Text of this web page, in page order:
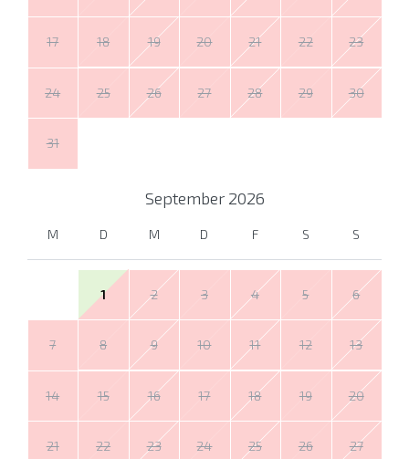
17 18 19 20 21 22 23
24 25 26 27 28 29 30
31
September 2026
M D M D F S S
1 2 3 4 5 6
7 8 9 10 11 12 13
14 15 16 17 18 19 20
21 22 23 24 25 26 27